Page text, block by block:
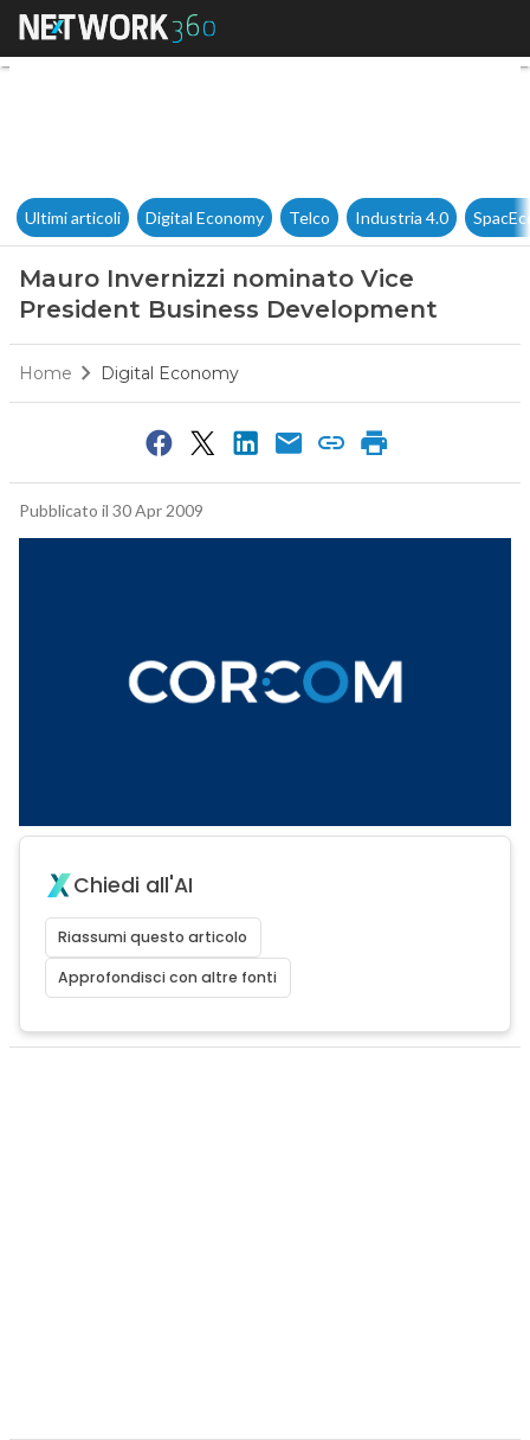
Mauro Invernizzi nominato
Ultimi articoli Digital Economy Telco Industria 4.0
Mauro Invernizzi nominato Vice
President Business Development
Home Digital Economy
Pubblicato il 30 Apr 2009
Chiedi all'AI
Riassumi questo articolo
Approfondisci con altre fonti